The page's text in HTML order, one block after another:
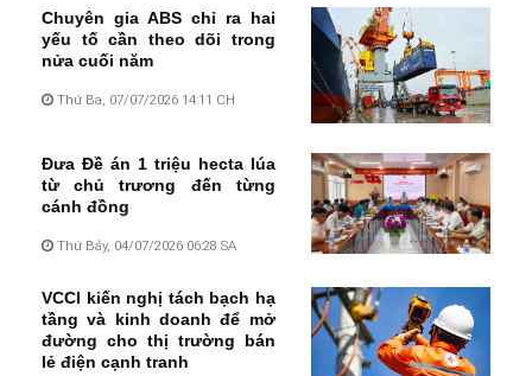
Chuyên gia ABS chỉ ra hai
yếu tố cần theo dõi trong
nửa cuối năm
Thứ Ba, 07/07/2026 14:11 CH
Đưa Đề án 1 triệu hecta lúa
từ chủ trương đến từng
cánh đồng
Thứ Bảy, 04/07/2026 06:28 SA
VCCI kiến nghị tách bạch hạ
tầng và kinh doanh để mở
đường cho thị trường bán
lẻ điện cạnh tranh